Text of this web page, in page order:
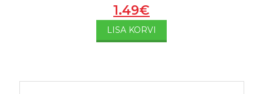
1.49€
LISA KORVI